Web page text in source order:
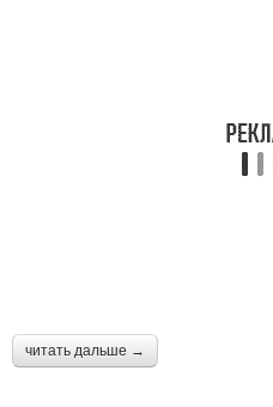
читать дальше →